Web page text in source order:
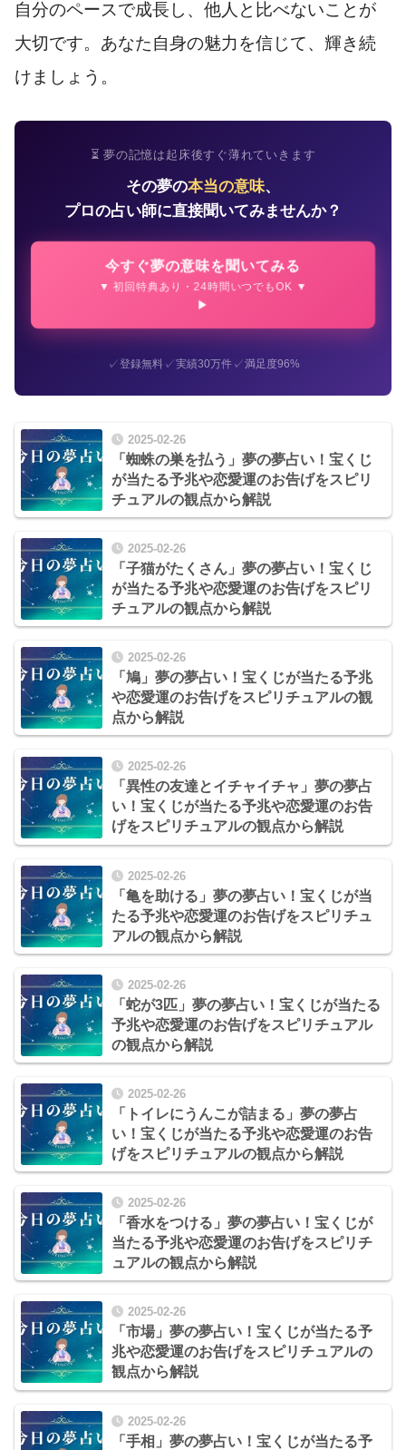
自分のペースで成長し、他人と比べないことが
大切です。あなた自身の魅力を信じて、輝き続
けましょう。
⏳ 夢の記憶は起床後すぐ薄れていきます
その夢の本当の意味、
プロの占い師に直接聞いてみませんか？
今すぐ夢の意味を聞いてみる
▼ 初回特典あり・24時間いつでもOK ▼
✓登録無料✓実績30万件✓満足度96%
2025-02-26
「蜘蛛の巣を払う」夢の夢占い！宝くじ
が当たる予兆や恋愛運のお告げをスピリ
チュアルの観点から解説
2025-02-26
「子猫がたくさん」夢の夢占い！宝くじ
が当たる予兆や恋愛運のお告げをスピリ
チュアルの観点から解説
2025-02-26
「鳩」夢の夢占い！宝くじが当たる予兆
や恋愛運のお告げをスピリチュアルの観
点から解説
2025-02-26
「異性の友達とイチャイチャ」夢の夢占
い！宝くじが当たる予兆や恋愛運のお告
げをスピリチュアルの観点から解説
2025-02-26
「亀を助ける」夢の夢占い！宝くじが当
たる予兆や恋愛運のお告げをスピリチュ
アルの観点から解説
2025-02-26
「蛇が3匹」夢の夢占い！宝くじが当たる
予兆や恋愛運のお告げをスピリチュアル
の観点から解説
2025-02-26
「トイレにうんこが詰まる」夢の夢占
い！宝くじが当たる予兆や恋愛運のお告
げをスピリチュアルの観点から解説
2025-02-26
「香水をつける」夢の夢占い！宝くじが
当たる予兆や恋愛運のお告げをスピリチ
ュアルの観点から解説
2025-02-26
「市場」夢の夢占い！宝くじが当たる予
兆や恋愛運のお告げをスピリチュアルの
観点から解説
2025-02-26
「手相」夢の夢占い！宝くじが当たる予